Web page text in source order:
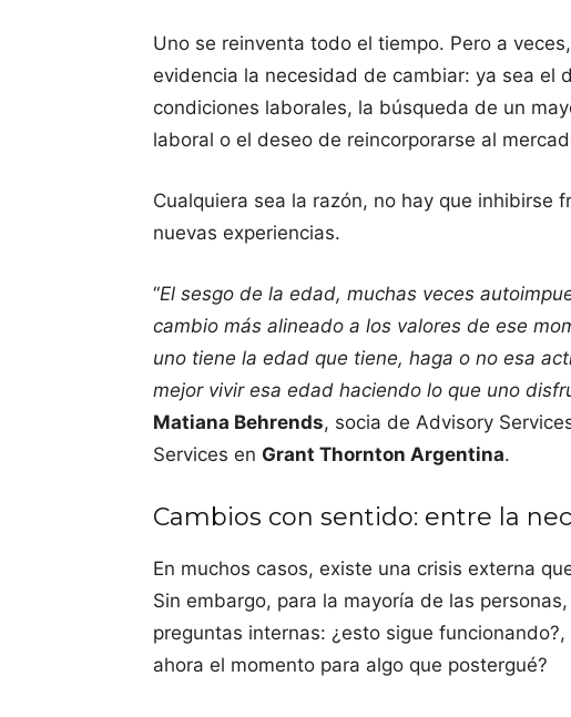
Uno se reinventa todo el tiempo. Pero a
evidencia la necesidad de cambiar: ya sea el
condiciones laborales, la búsqueda de un
laboral o el deseo de reincorporarse al
Cualquiera sea la razón, no hay que inhibirse
nuevas experiencias.
“El sesgo de la edad, muchas veces
cambio más alineado a los valores de ese
uno tiene la edad que tiene, haga o no esa
mejor vivir esa edad haciendo lo que uno
Matiana Behrends, socia de Advisory
Services en Grant Thornton Argentina.
Cambios con sentido: entre la
En muchos casos, existe una crisis externa
Sin embargo, para la mayoría de las
preguntas internas: ¿esto sigue
ahora el momento para algo que postergué?